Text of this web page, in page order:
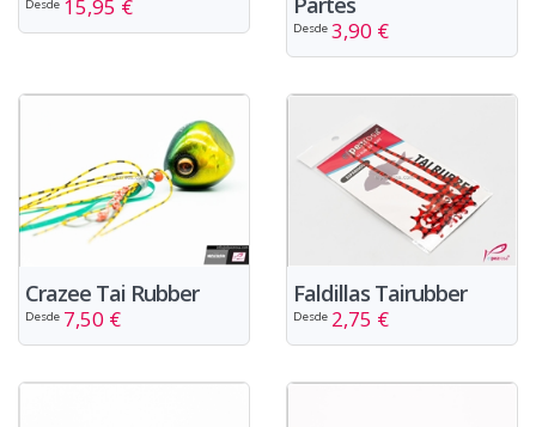
Desde 15,95 €
Desde 3,90 €
Crazee Tai Rubber
Desde 7,50 €
Faldillas Tairubber
Desde 2,75 €